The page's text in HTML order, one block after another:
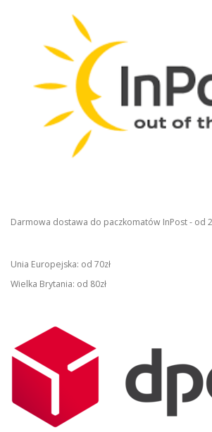
Darmowa dostawa do paczkomatów InPost - od
Unia Europejska: od 70zł
Wielka Brytania: od 80zł